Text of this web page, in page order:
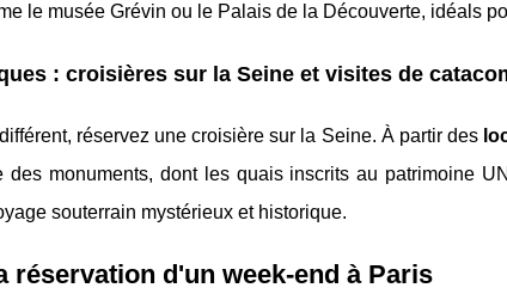
le musée Grévin ou le Palais de la Découverte, idéals
: croisières sur la Seine et visites de
réservez une croisière sur la Seine. À partir des
des monuments, dont les quais inscrits au patrimoine
souterrain mystérieux et historique.
réservation d'un week-end à Paris